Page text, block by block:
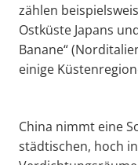
zählen
Ostküste Japans
Banane“
einige
China nimmt eine
städtischen, hoch